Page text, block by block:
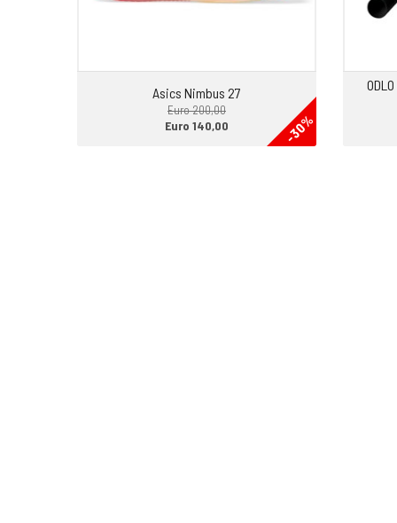
• La Gift Card ha una durata di 6 mesi dall’emissione e se
Asics Nimbus 27
Euro 200,00
-30%
Euro 140,00